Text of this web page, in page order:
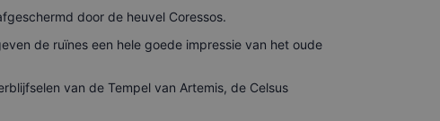
door de heuvel Coressos.
de ruïnes een hele goede impressie van het oude
van de Tempel van Artemis, de Celsus